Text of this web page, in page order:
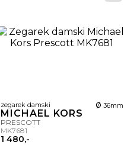
zegarek damski ø 36mm
MICHAEL KORS
PRESCOTT
MK7681
1 480,-